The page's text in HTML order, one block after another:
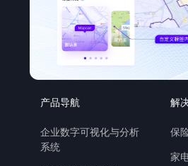
产品导航
企业数字可视化与分析
系统
解
保
家